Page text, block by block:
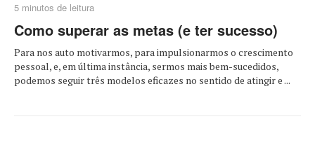
5 minutos de leitura
Como superar as metas (e ter sucesso)
Para nos auto motivarmos, para impulsionarmos o crescimento
pessoal, e, em última instância, sermos mais bem-sucedidos,
podemos seguir três modelos eficazes no sentido de atingir e ...